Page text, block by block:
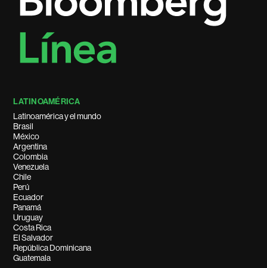
LATINOAMÉRICA
Latinoamérica y el mundo
Brasil
México
Argentina
Colombia
Venezuela
Chile
Perú
Ecuador
Panamá
Uruguay
Costa Rica
El Salvador
República Dominicana
Guatemala